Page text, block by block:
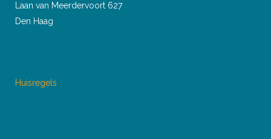
Laan van Meerdervoort 627
Den Haag
Huisregels